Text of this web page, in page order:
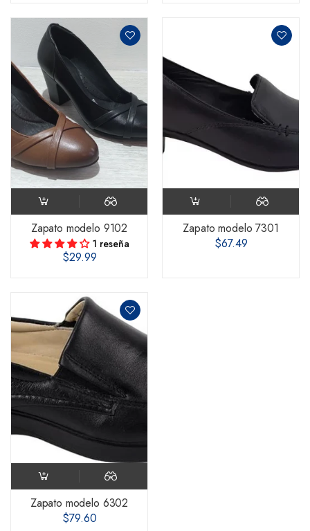
Zapato modelo 9102
1 reseña
$29.99
Zapato modelo 7301
$67.49
Zapato modelo 6302
$79.60